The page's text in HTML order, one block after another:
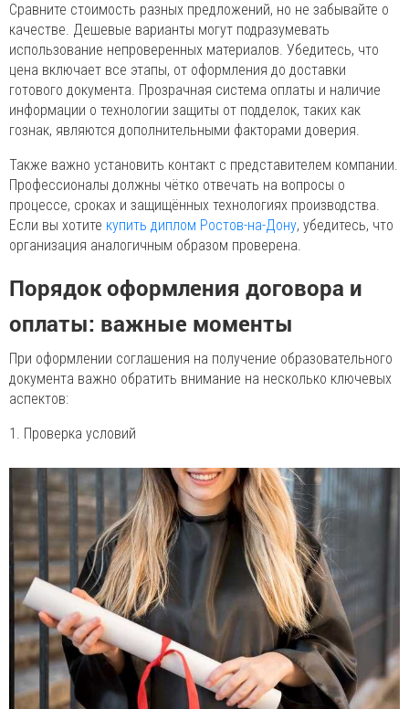
Сравните стоимость разных предложений, но не забывайте о
качестве. Дешевые варианты могут подразумевать
использование непроверенных материалов. Убедитесь, что
цена включает все этапы, от оформления до доставки
готового документа. Прозрачная система оплаты и наличие
информации о технологии защиты от подделок, таких как
гознак, являются дополнительными факторами доверия.
Также важно установить контакт с представителем компании.
Профессионалы должны чётко отвечать на вопросы о
процессе, сроках и защищённых технологиях производства.
Если вы хотите купить диплом Ростов-на-Дону, убедитесь, что
организация аналогичным образом проверена.
Порядок оформления договора и
оплаты: важные моменты
При оформлении соглашения на получение образовательного
документа важно обратить внимание на несколько ключевых
аспектов:
1. Проверка условий